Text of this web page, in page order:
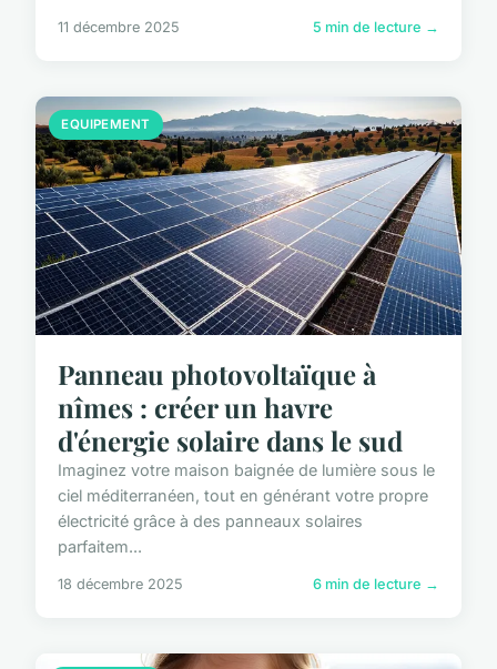
11 décembre 2025 5 min de lecture →
EQUIPEMENT
Panneau photovoltaïque à
nîmes : créer un havre
d'énergie solaire dans le sud
Imaginez votre maison baignée de lumière sous le
ciel méditerranéen, tout en générant votre propre
électricité grâce à des panneaux solaires
parfaitem...
18 décembre 2025 6 min de lecture →